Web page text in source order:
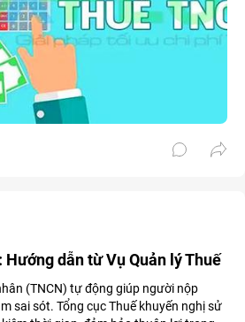
dẫn từ Vụ Quản lý Thuế
(TNCN) tự động giúp người nộp
sai sót. Tổng cục Thuế khuyến nghị sử